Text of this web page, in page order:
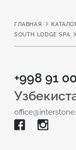
ГЛАВНАЯ
SOUTH LODGE
+998 91